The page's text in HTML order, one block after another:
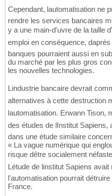
Cependant, lautomatisation ne
rendre les services bancaires
y a une main-d'uvre de la taille
emploi en conséquence,
banques pourraient aussi en
du marché par les plus gros
les nouvelles technologies.
Lindustrie bancaire devrait
alternatives à cette destruction
lautomatisation. Erwann
des études de lInstitut
dans une étude similaire
« La vague numérique qui
risque dêtre socialement
Létude de linstitut Sapiens
l'automatisation pourrait
France.